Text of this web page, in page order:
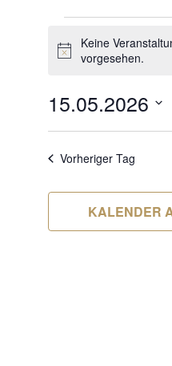
FÜR
15.
MAY
2026
Hinweis
Keine
vorgesehen.
15.05.2026
Datum
wählen.
Vorheriger Tag
KALENDER